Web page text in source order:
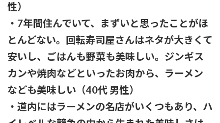
性）
・7年間住んでいて、まずいと思ったことがほ
とんどない。回転寿司屋さんはネタが大きくて
安いし、ごはんも野菜も美味しい。ジンギス
カンや焼肉などといったお肉から、ラーメン
なども美味しい（40代 男性）
・道内にはラーメンの名店がいくつもあり、ハ